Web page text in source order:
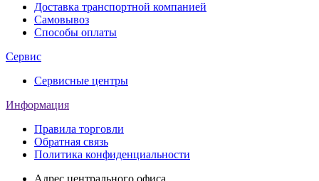
Доставка транспортной компанией
Самовывоз
Способы оплаты
Сервис
Сервисные центры
Информация
Правила торговли
Обратная связь
Политика конфиденциальности